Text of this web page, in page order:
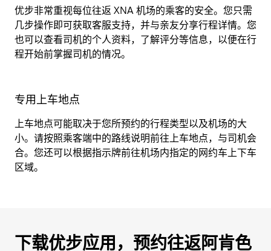
优步非常重视每位往返 XNA 机场的乘客的安全。您只需
几步操作即可获取客服支持，并与亲友分享行程详情。您
也可以查看司机的个人资料，了解评分等信息，以便在行
程开始前掌握司机的情况。
专用上车地点
上车地点可能取决于您所预约的行程类型以及机场的大
小。请按照乘客端中的路线说明前往上车地点，与司机会
合。您还可以根据指示牌前往机场内指定的网约车上下车
区域。
下载优步应用，预约往返阿肯色